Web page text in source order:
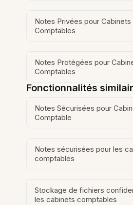
Notes Privées pour Cabinets
Comptables
Notes Protégées pour
Comptables
Fonctionnalités
Notes Sécurisées pour
Comptable
Notes sécurisées pour les
comptables
Stockage de fichiers
les cabinets comptables